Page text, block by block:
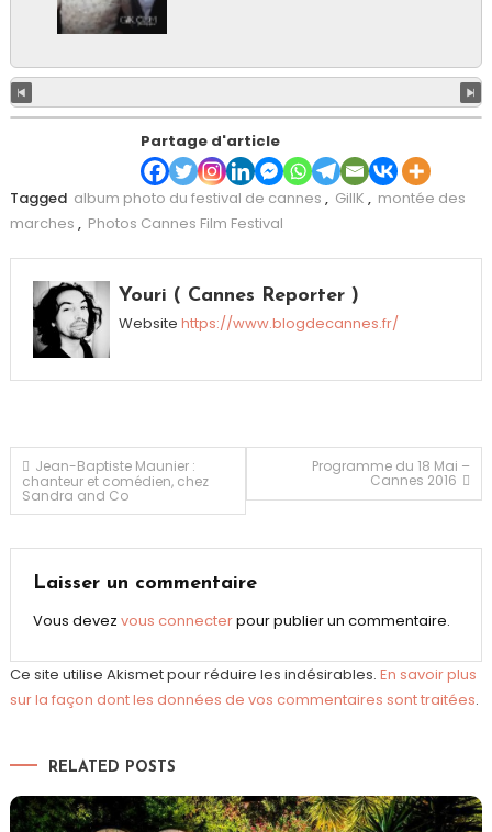
Partage d'article
Tagged album photo du festival de cannes , GillK , montée des
marches , Photos Cannes Film Festival
Youri ( Cannes Reporter )
Website https://www.blogdecannes.fr/
Navigation
de
l’article
Jean-Baptiste Maunier :
chanteur et comédien, chez
Sandra and Co
Programme du 18 Mai –
Cannes 2016
Laisser un commentaire
Vous devez vous connecterpour publier un commentaire.
Ce site utilise Akismet pour réduire les indésirables. En savoir plus
sur la façon dont les données de vos commentaires sont traitées.
RELATED POSTS